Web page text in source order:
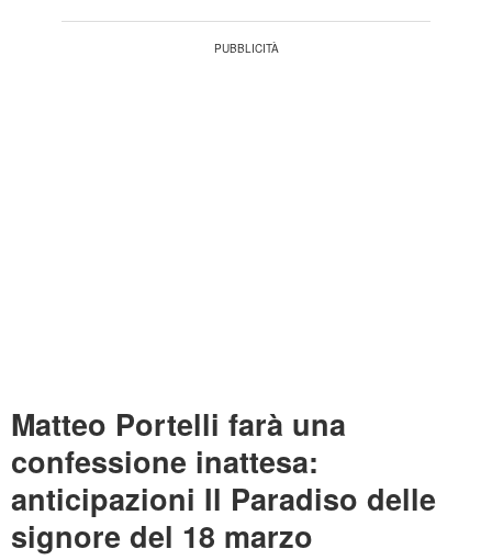
Matteo Portelli farà una
confessione inattesa:
anticipazioni Il Paradiso delle
signore del 18 marzo